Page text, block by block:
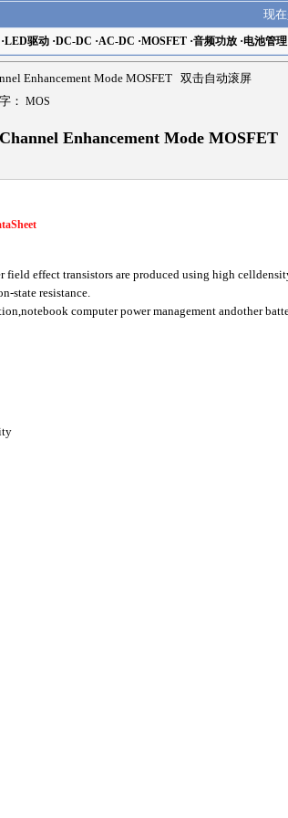
现
LED驱动·DC-DC ·AC-DC ·MOSFET·音频功放·电池管理
Enhancement Mode MOSFET 双击自动滚屏
： MOS
Enhancement Mode MOSFET
effect transistors are produced using high
state resistance.
computer power management andother